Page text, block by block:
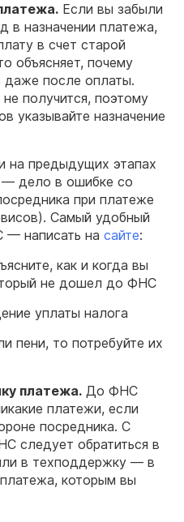
Если вы забыли
в назначении платежа,
в счет старой
объясняет, почему
после оплаты.
получится, поэтому
указывайте назначение
на предыдущих этапах
— дело в ошибке со
при платеже
Самый удобный
— написать на сайте:
как и когда вы
не дошел до ФНС
уплаты налога
пени, то потребуйте их
платежа. До ФНС
платежи, если
посредника. С
следует обратиться в
в техподдержку — в
которым вы